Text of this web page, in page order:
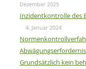
Dezember 2025
Inzidentkontrolle des
4. Januar 2024
Grundsätzlich kein